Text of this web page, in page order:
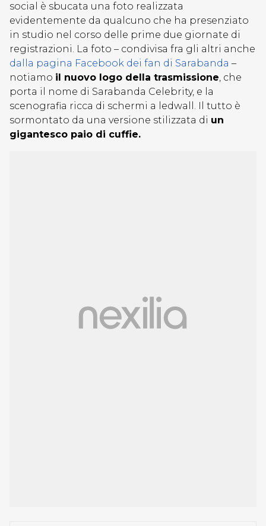
social è sbucata una foto realizzata
evidentemente da qualcuno che ha presenziato
in studio nel corso delle prime due giornate di
registrazioni. La foto – condivisa fra gli altri anche
dalla pagina Facebook dei fan di Sarabanda –
notiamo il nuovo logo della trasmissione, che
porta il nome di Sarabanda Celebrity, e la
scenografia ricca di schermi a ledwall. Il tutto è
sormontato da una versione stilizzata di un
gigantesco paio di cuffie.